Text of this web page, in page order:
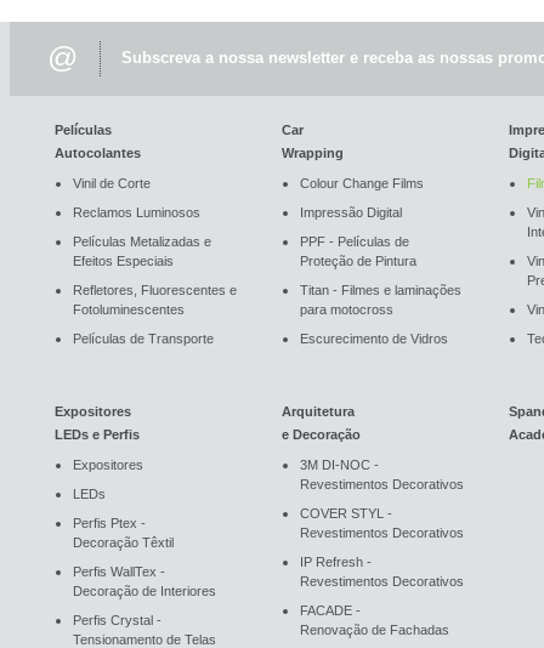
@ Subscreva a nossa newsletter e receba as nossas
Películas
Autocolantes
Vinil de Corte
Reclamos Luminosos
Películas Metalizadas e
Efeitos Especiais
Refletores, Fluorescentes e
Fotoluminescentes
Películas de Transporte
Car
Wrapping
Colour Change Films
Impressão Digital
PPF - Películas de
Proteção de Pintura
Titan - Filmes e laminações
para motocross
Escurecimento de Vidros
Expositores
LEDs e Perfis
Expositores
LEDs
Perfis Ptex -
Decoração Têxtil
Perfis WallTex -
Decoração de Interiores
Perfis Crystal -
Tensionamento de Telas
Arquitetura
e Decoração
3M DI-NOC -
Revestimentos Decorativos
COVER STYL -
Revestimentos Decorativos
IP Refresh -
Revestimentos Decorativos
FACADE -
Renovação de Fachadas